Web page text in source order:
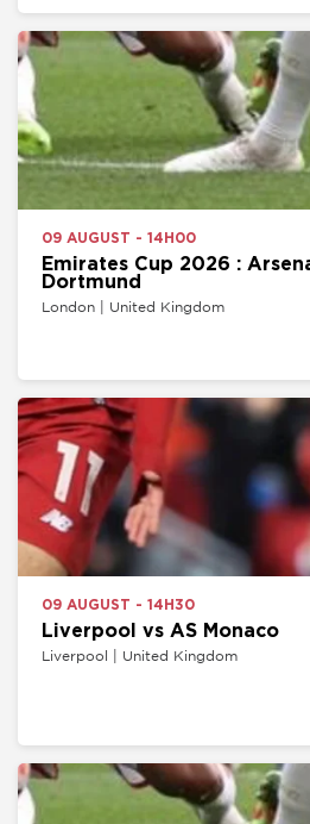
09 AUGUST - 14H00
Emirates Cup 2026 :
Dortmund
London | United Kingdom
09 AUGUST - 14H30
Liverpool vs AS Monaco
Liverpool | United Kingdom